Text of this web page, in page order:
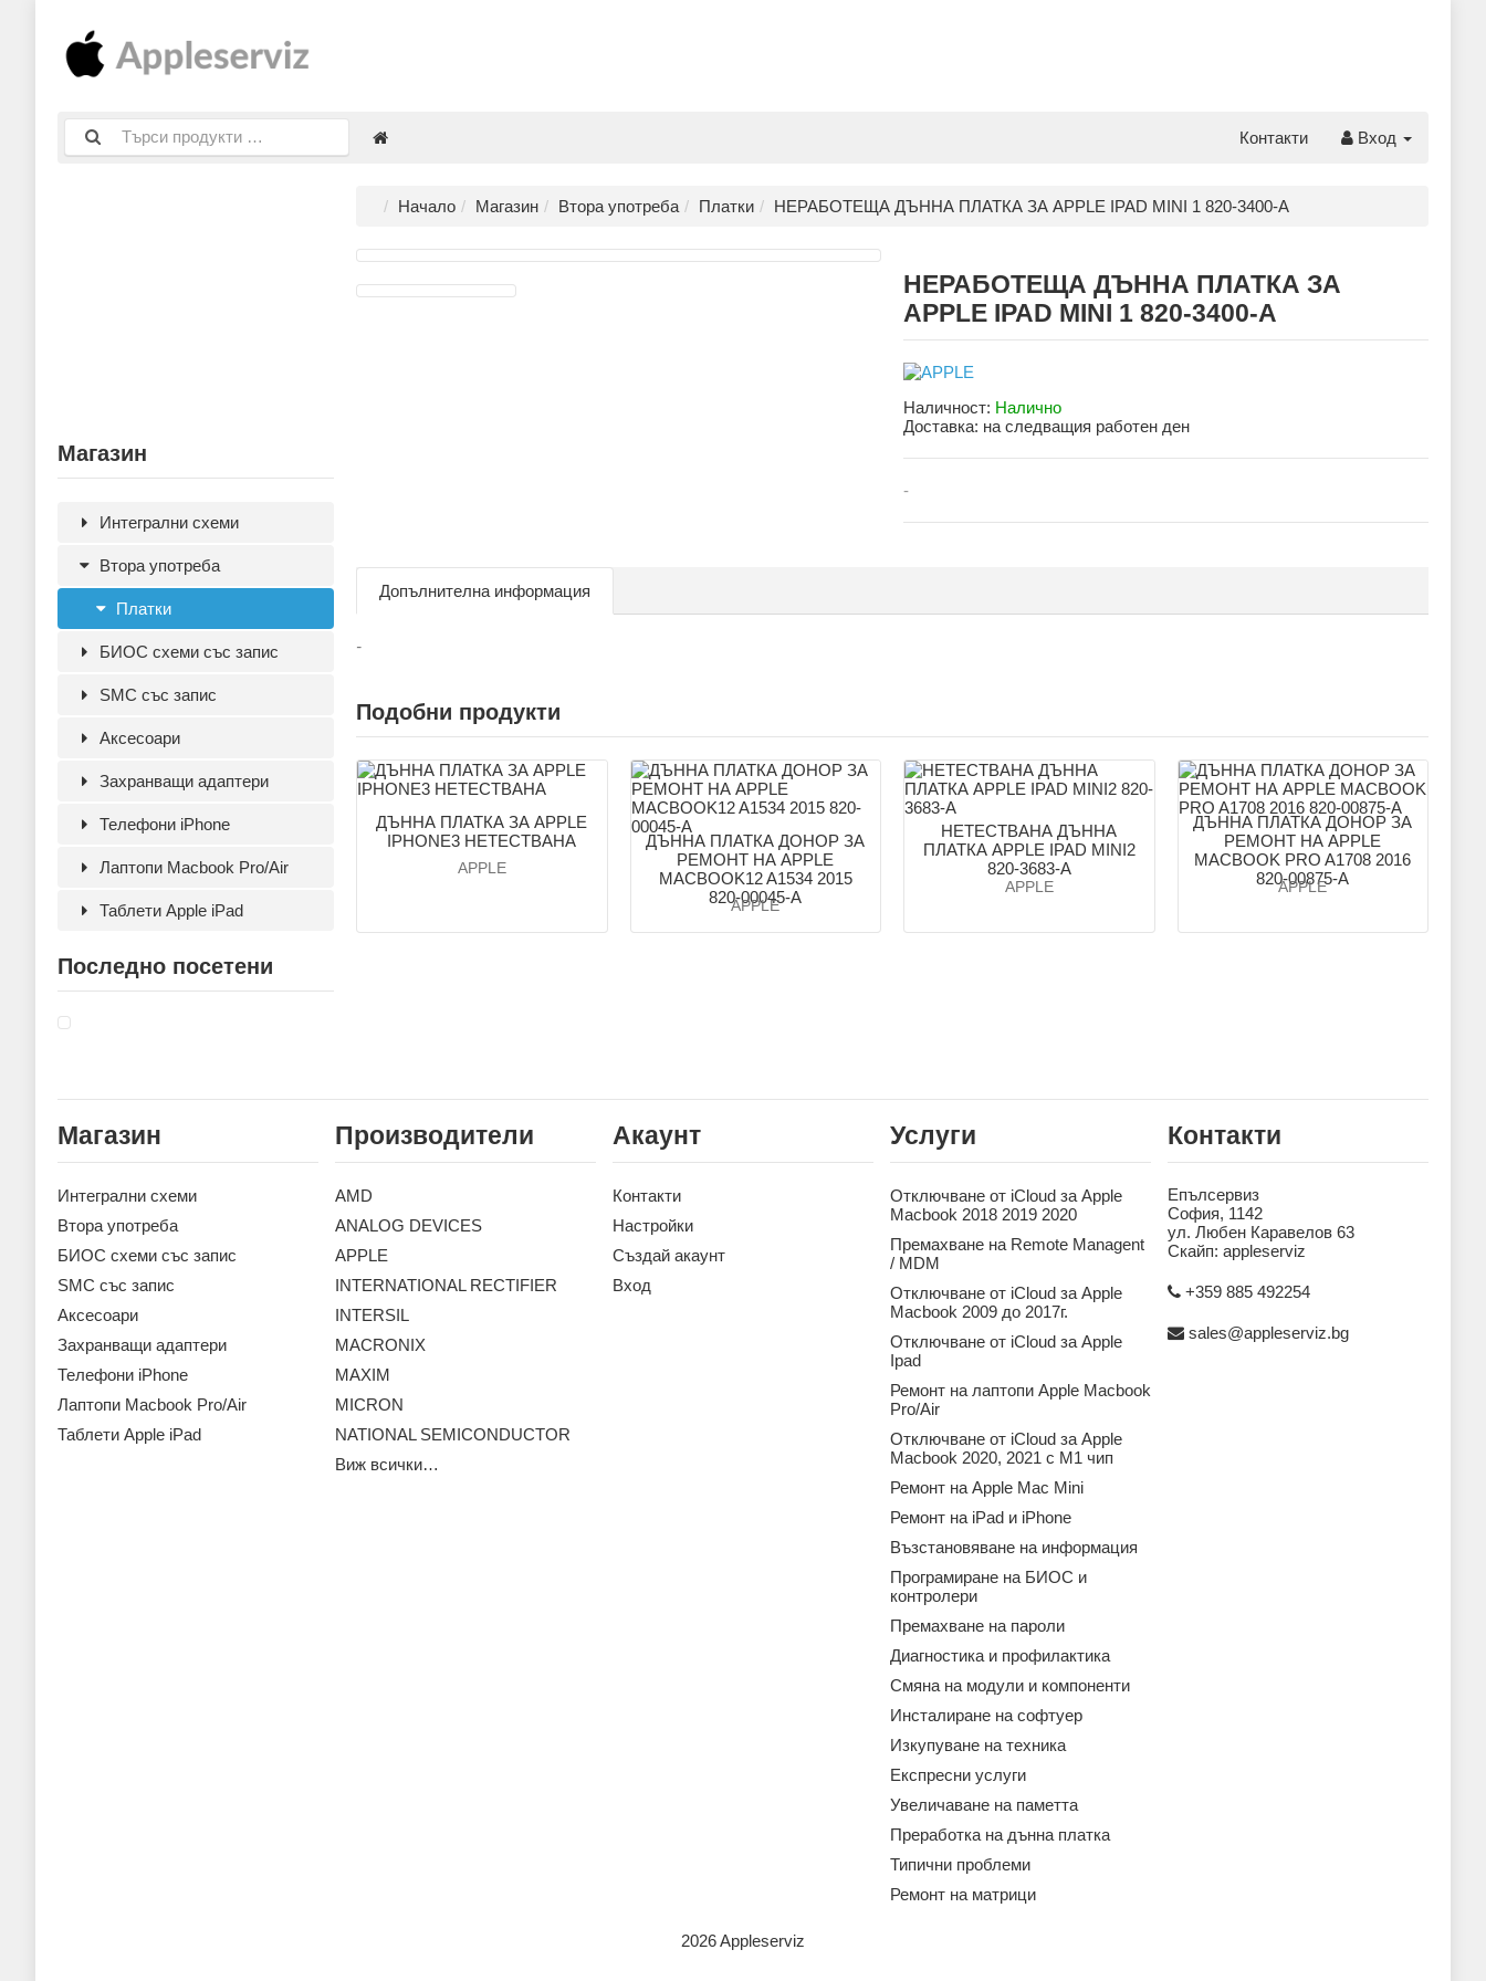
Контакти Вход
Магазин
Интегрални схеми
Втора употреба
Платки
БИОС схеми със запис
SMC със запис
Аксесoари
Захранващи адаптери
Телефони iPhone
Лаптопи Macbook Pro/Air
Таблети Apple iPad
Последно посетени
Начало Магазин Втора употреба Платки НЕРАБОТЕЩА ДЪННА ПЛАТКА ЗА APPLE IPAD MINI 1 820-3400-A
НЕРАБОТЕЩА ДЪННА ПЛАТКА ЗА
APPLE IPAD MINI 1 820-3400-A
Наличност: Налично
Доставка: на следващия работен ден
-
Допълнителна информация
-
Подобни продукти
ДЪННА ПЛАТКА ЗА APPLE
IPHONE3 НЕТЕСТВАНА
APPLE
ДЪННА ПЛАТКА ДОНОР ЗА
РЕМОНТ НА APPLE
MACBOOK12 A1534 2015
820-00045-A
APPLE
НЕТЕСТВАНА ДЪННА
ПЛАТКА APPLE IPAD MINI2
820-3683-A
APPLE
ДЪННА ПЛАТКА ДОНОР ЗА
РЕМОНТ НА APPLE
MACBOOK PRO A1708 2016
820-00875-A
APPLE
Магазин
Интегрални схеми
Втора употреба
БИОС схеми със запис
SMC със запис
Аксесoари
Захранващи адаптери
Телефони iPhone
Лаптопи Macbook Pro/Air
Таблети Apple iPad
Производители
AMD
ANALOG DEVICES
APPLE
INTERNATIONAL RECTIFIER
INTERSIL
MACRONIX
MAXIM
MICRON
NATIONAL SEMICONDUCTOR
Виж всички…
Акаунт
Контакти
Настройки
Създай акаунт
Вход
Услуги
Отключване от iCloud за Apple
Macbook 2018 2019 2020
Премахване на Remote Managent
/ MDM
Отключване от iCloud за Apple
Macbook 2009 до 2017г.
Отключване от iCloud за Apple
Ipad
Ремонт на лаптопи Apple Macbook
Pro/Air
Отключване от iCloud за Apple
Macbook 2020, 2021 с M1 чип
Ремонт на Apple Mac Mini
Ремонт на iPad и iPhone
Възстановяване на информация
Програмиране на БИОС и
контролери
Премахване на пароли
Диагностика и профилактика
Смяна на модули и компоненти
Инсталиране на софтуер
Изкупуване на техника
Експресни услуги
Увеличаване на паметта
Преработка на дънна платка
Типични проблеми
Ремонт на матрици
Контакти
Епълсервиз
София, 1142
ул. Любен Каравелов 63
Скайп: appleserviz
+359 885 492254
sales@appleserviz.bg
2026 Appleserviz